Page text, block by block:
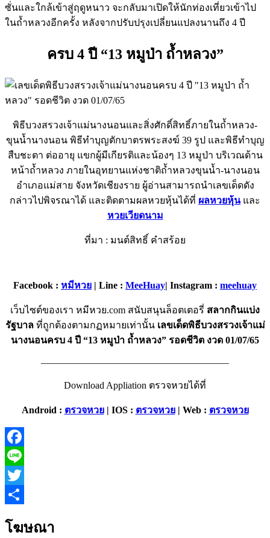
ซั่นและใกล้เข้าสู่ฤดูหนาว จะกลับมาเปิดให้นักท่องเที่ยวเข้าไป
ในถ้ำหลวงอีกครั้ง หลังจากปรับปรุงเปลี่ยนแปลงนานถึง 4 ปี
ครบ 4 ปี “13 หมูป่า ถ้ำหลวง”
พิธีบวงสรวงเจ้าแม่นางนอนและสิ่งศักดิ์สิทธิ์ภายในถ้ำหลวง-
ขุนน้ำนางนอน พิธีทำบุญตักบาตรพระสงฆ์ 39 รูป และพิธีทำบุญ
สืบชะตา ต่ออายุ แขกผู้มีเกียรติและน้องๆ 13 หมูป่า บริเวณด้าน
หน้าถ้ำหลวง ภายในอุทยานแห่งชาติถ้ำหลวงขุนน้ำ-นางนอน
อำเภอแม่สาย จังหวัดเชียงราย ผู้อ่านสามารถนำเลขเด็ดดัง
กล่าวไปพิจรณาได้ และติดตามผลหวยหุ้นได้ที่ ผลหวยหุ้นและ
หวยเวียดนาม
ที่มา : มนต์สิทธิ์ คำสร้อย
Facebook : หมีหวย | Line : MeeHuay| Instagram : meehuay
เว็บไซต์ของเรา หมีหวย.com สนับสนุนล็อตเตอรี่ สลากกินแบ่ง
รัฐบาล ที่ถูกต้องตามกฏหมายเท่านั้นเลขเด็ดพิธีบวงสรวงเจ้าแม่
นางนอนครบ 4 ปี “13 หมูป่า ถ้ำหลวง” รอดชีวิต งวด 01/07/65
———————————————————–
Download Appliation ตรวจหวยได้ที่
Android : ตรวจหวย| IOS : ตรวจหวย| Web : ตรวจหวย
Facebook
Line
Twitter
โฆษณา